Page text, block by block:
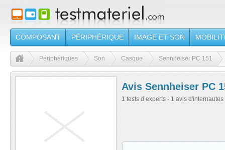
COMPOSANT PÉRIPHÉRIQUE IMAGE ET SON
Périphériques Son Casque Sennheiser PC 151
Avis Sennheiser PC
1 tests d’experts - 1 avis d'internautes